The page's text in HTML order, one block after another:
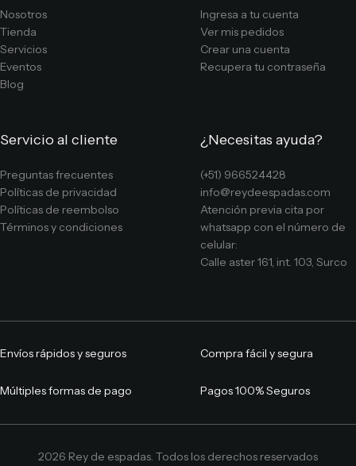
Nosotros
Tienda
Servicios
Eventos
Blog
Ingresa a tu cuenta
Ver mis pedidos
Crear una cuenta
Recupera tu contraseña
Servicio al cliente
Preguntas frecuentes
Políticas de privacidad
Políticas de reembolso
Términos y condiciones
¿Necesitas ayuda?
(+51) 966524428
info@reydeespadas.com
Atención previa cita por
whatsapp con el número de
celular:
Calle aster 161, int. 103, Surco
Envíos rápidos y seguros Compra fácil y segura
Múltiples formas de pago Pagos 100% Seguros
2026 Rey de espadas. Todos los derechos reservados